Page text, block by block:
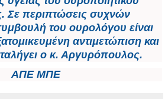
Σε περιπτώσεις συχνών
του ουρολόγου είναι
αντιμετώπιση και
ο κ. Αργυρόπουλος.
ΑΠΕ ΜΠΕ